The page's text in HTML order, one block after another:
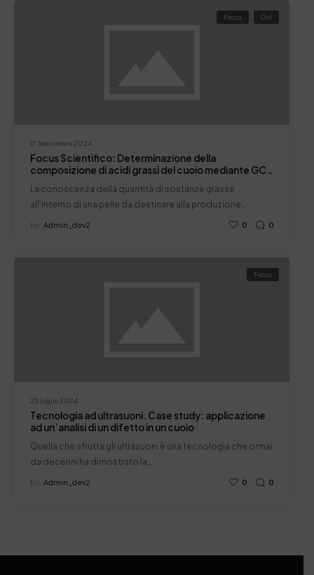
17 Settembre 2024
Focus Old
Focus Scientifico: Determinazione della
composizione di acidi grassi del cuoio mediante GC-
La conoscenza della quantità di sostanze grasse
all’interno di una pelle da destinare alla produzione…
by Admin_dev2 0 0
25 Luglio 2024
Focus
Tecnologia ad ultrasuoni. Case study: applicazione
ad un’analisi di un difetto in un cuoio
Quella che sfrutta gli ultrasuoni è una tecnologia che ormai
da decenni ha dimostrato la…
by Admin_dev2 0 0